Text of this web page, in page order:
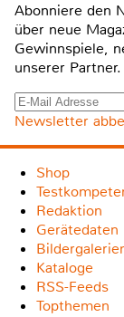
Abonniere den
über neue
Gewinnspiele,
unserer Partner.
Newsletter
Shop
Redaktion
Gerätedaten
Kataloge
RSS-Feeds
Topthemen